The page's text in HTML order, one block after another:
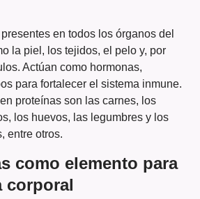
en todos los órganos del
la piel, los tejidos, el pelo y, por
Actúan como hormonas,
para fortalecer el sistema inmune.
proteínas son las carnes, los
los huevos, las legumbres y los
entre otros.
como elemento para
corporal